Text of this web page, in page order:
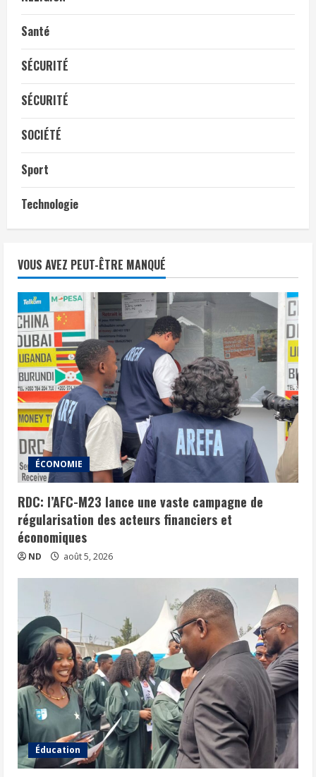
Santé
SÉCURITÉ
SÉCURITÉ
SOCIÉTÉ
Sport
Technologie
VOUS AVEZ PEUT-ÊTRE MANQUÉ
ÉCONOMIE
RDC: l’AFC-M23 lance une vaste campagne de
régularisation des acteurs financiers et
économiques
ND août 5, 2026
Éducation